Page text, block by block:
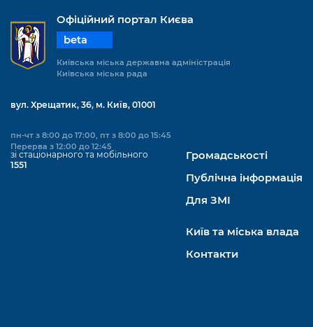
Офіційний портал Києва
beta
Київська міська державна адміністрація
Київська міська рада
вул. Хрещатик, 36, м. Київ, 01001
пн-чт з 8:00 до 17:00, пт з 8:00 до 15:45
Перерва з 12:00 до 12:45
зі стаціонарного та мобільного
1551
Громадськості
Публічна інформація
Для ЗМІ
Київ та міська влада
Контакти